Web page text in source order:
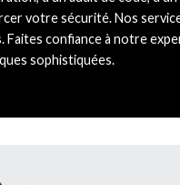
votre sécurité. Nos
confiance à notre
sophistiquées.